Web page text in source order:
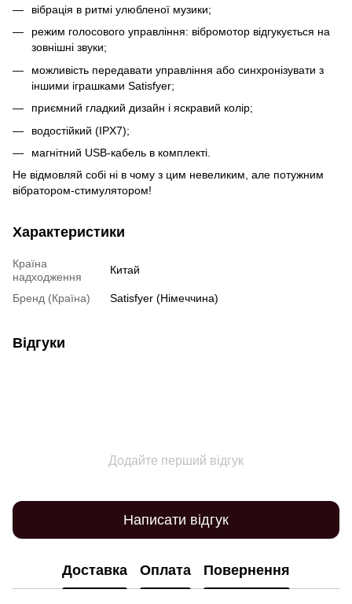
вібрація в ритмі улюбленої музики;
режим голосового управління: вібромотор відгукується на
зовнішні звуки;
можливість передавати управління або синхронізувати з
іншими іграшками Satisfyer;
приємний гладкий дизайн і яскравий колір;
водостійкий (IPX7);
магнітний USB-кабель в комплекті.
Не відмовляй собі ні в чому з цим невеликим, але потужним
вібратором-стимулятором!
Характеристики
Країна
надходження
Китай
Бренд (Країна) Satisfyer (Німеччина)
Відгуки
Додайте перший відгук
Написати відгук
Доставка Оплата Повернення